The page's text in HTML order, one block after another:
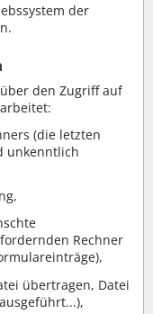
der
den Zugriff auf
(die letzten
unkenntlich
Rechner
übertragen, Datei